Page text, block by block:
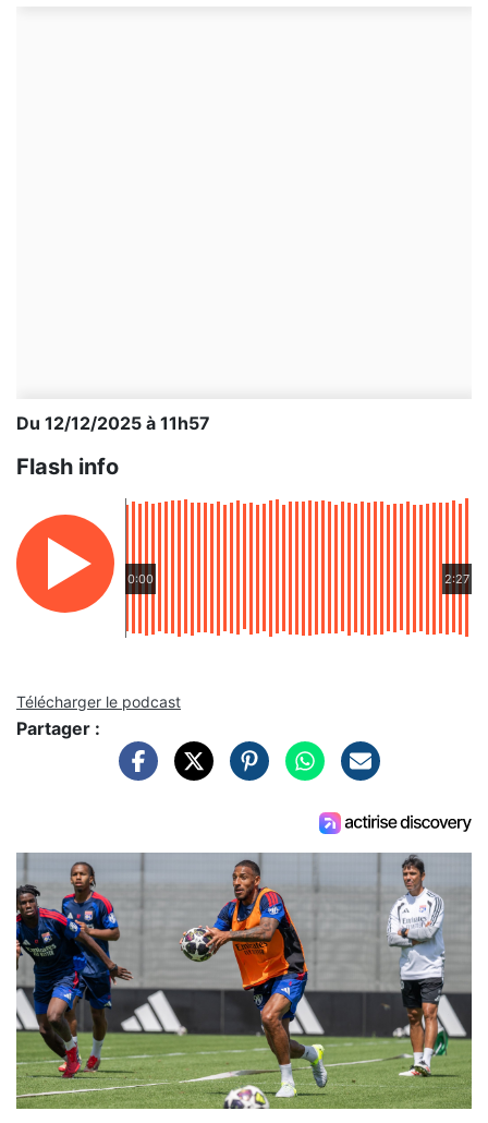
Du 12/12/2025 à 11h57
Flash info
0:00 2:27
Télécharger le podcast
Partager :